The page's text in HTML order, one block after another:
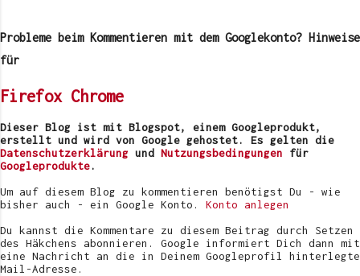
m
m
a
v
e
r
ö
f
e
t
l
i
c
Probleme beim Kommentieren mit dem Googlekonto? Hinweise
für
Firefox Chrome
Dieser Blog ist mit Blogspot, einem Googleprodukt,
erstellt und wird von Google gehostet. Es gelten die
Datenschutzerklärung und Nutzungsbedingungen für
Googleprodukte.
Um auf diesem Blog zu kommentieren benötigst Du - wie
bisher auch - ein Google Konto. Konto anlegen
Du kannst die Kommentare zu diesem Beitrag durch Setzen
des Häkchens abonnieren. Google informiert Dich dann mit
eine Nachricht an die in Deinem Googleprofil hinterlegte
Mail-Adresse.